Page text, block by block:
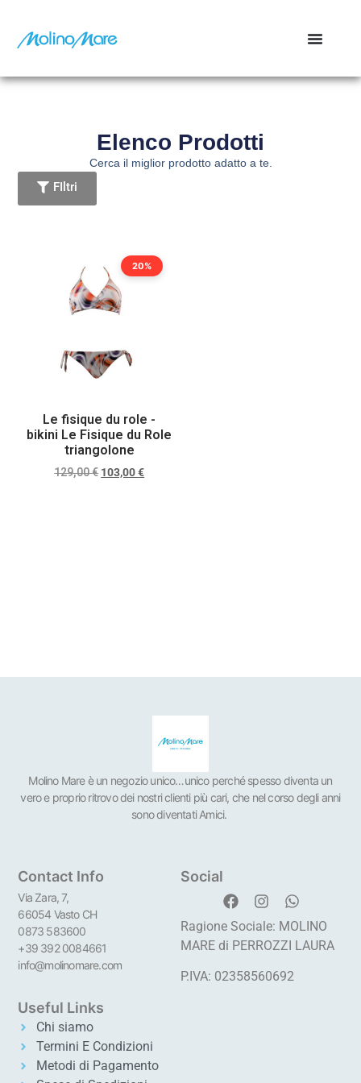
Elenco Prodotti
Cerca il miglior prodotto adatto a te.
FIltri
20%
Le fisique du role -
bikini Le Fisique du Role
triangolone
129,00€ 103,00€
Molino Mare è un negozio unico…unico perché spesso diventa un
vero e proprio ritrovo dei nostri clienti più cari, che nel corso degli anni
sono diventati Amici.
Contact Info
Via Zara, 7,
66054 Vasto CH
0873 583600
+39 392 0084661
info@molinomare.com
Social
Ragione Sociale: MOLINO
MARE di PERROZZI LAURA
P.IVA: 02358560692
Useful Links
Chi siamo
Termini E Condizioni
Metodi di Pagamento